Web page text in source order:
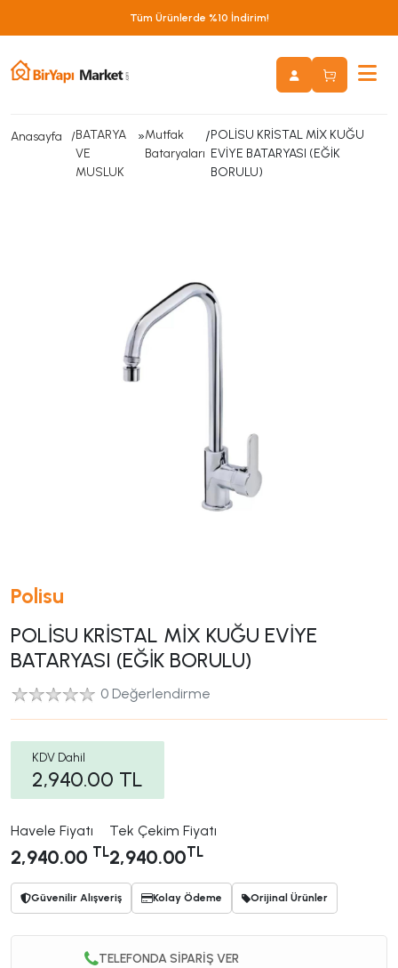
Tüm Ürünlerde %10 İndirim!
Anasayfa
BATARYA
VE
MUSLUK
»Mutfak
Bataryaları
/POLİSU KRİSTAL MİX KUĞU
EVİYE BATARYASI (EĞİK
BORULU)
Polisu
POLİSU KRİSTAL MİX KUĞU EVİYE
BATARYASI (EĞİK BORULU)
0 Değerlendirme
KDV Dahil
2,940.00 TL
Havele Fiyatı
2,940.00 TL
Tek Çekim Fiyatı
2,940.00TL
Güvenilir Alışveriş Kolay Ödeme Orijinal Ürünler
TELEFONDA SİPARİŞ VER